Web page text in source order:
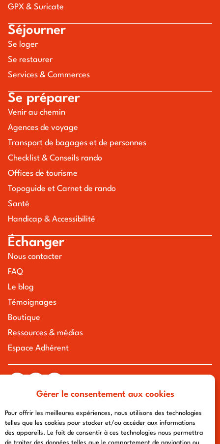
Gérer le consentement aux cookies
Pour offrir les meilleures expériences, nous utilisons des technologies
telles que les cookies pour stocker et/ou accéder aux informations
des appareils. Le fait de consentir à ces technologies nous permettra
de traiter des données telles que le comportement de navigation ou
GPX & Suricate
Séjourner
Se loger
Se restaurer
Services & Commerces
Se préparer
Venir au chemin
Agences de voyage
Transport de bagages et de personnes
Checklist & Conseils rando
Offices de tourisme
Topoguide et Carnet de rando
Santé
Handicap & Accessibilité
Échanger
Nous contacter
FAQ
Le blog
Témoignages
Boutique
Ressources & médias
Espace Adhérent
tous droits réservés à l'association chemin urbain v
afa-multimedia.com